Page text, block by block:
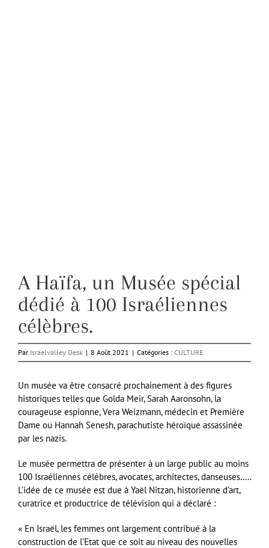
A Haïfa, un Musée spécial
dédié à 100 Israéliennes
célèbres.
Par Israelvalley Desk | 8 Août 2021 | Catégories : CULTURE
Un musée va être consacré prochainement à des figures
historiques telles que Golda Meir, Sarah Aaronsohn, la
courageuse espionne, Vera Weizmann, médecin et Première
Dame ou Hannah Senesh, parachutiste héroïque assassinée
par les nazis.
Le musée permettra de présenter à un large public au moins
100 Israéliennes célèbres, avocates, architectes, danseuses…..
L’idée de ce musée est due à Yaël Nitzan, historienne d’art,
curatrice et productrice de télévision qui a déclaré :
« En Israël, les femmes ont largement contribué à la
construction de l’Etat que ce soit au niveau des nouvelles